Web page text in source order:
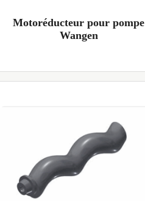
Motoréducteur pour pompe
Wangen